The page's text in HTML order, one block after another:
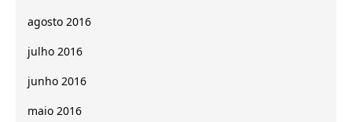
agosto 2016
julho 2016
junho 2016
maio 2016